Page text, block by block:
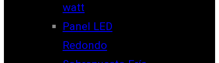
watt
Panel LED
Redondo